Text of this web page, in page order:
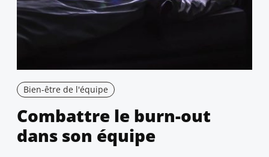
Bien-être de l'équipe
Combattre le burn-out
dans son équipe